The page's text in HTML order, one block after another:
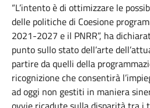
“L’intento è di ottimizzare le
delle politiche di Coesione
2021-2027 e il PNRR”, ha
punto sullo stato dell’arte
partire da quelli della
ricognizione che consentirà
ad oggi non gestiti in maniera